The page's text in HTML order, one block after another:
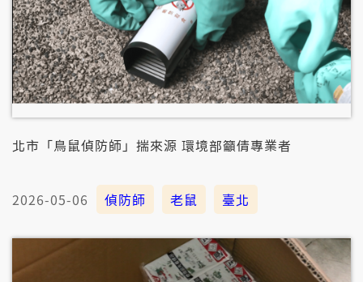
北市「鳥鼠偵防師」揣來源 環境部籲倩專業者
2026-05-06 偵防師 老鼠 臺北